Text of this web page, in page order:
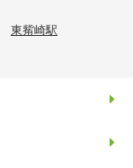
東觜崎駅